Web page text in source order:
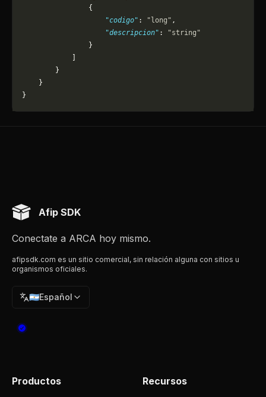
                {
                    "codigo"
: "long" ,
                    "descripcion"
:
"string"
                }
        }
    }
}
Afip SDK
Conectate a ARCA hoy mismo.
afipsdk.com es un sitio comercial, sin relación alguna con sitios u
organismos oficiales.
🇦🇷Español
Productos
Recursos